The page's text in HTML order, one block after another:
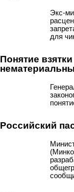
Экс-
для
Понятие
Российский